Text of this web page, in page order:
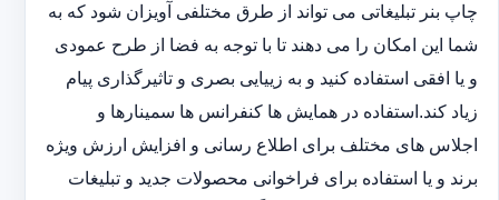
چاپ بنر تبلیغاتی می تواند از طرق مختلفی آویزان شود که به
شما این امکان را می دهند تا با توجه به فضا از طرح عمودی
و یا افقی استفاده کنید و به زییایی بصری و تاثیرگذاری پیام
زیاد کند.استفاده در همایش ها کنفرانس ها سمینارها و
اجلاس های مختلف برای اطلاع رسانی و افزایش ارزش ویژه
برند و یا استفاده برای فراخوانی محصولات جدید و تبلیغات